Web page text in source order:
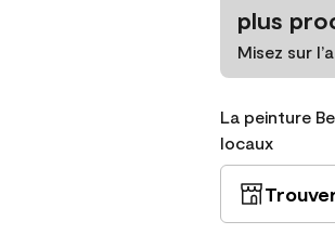
plus
Misez sur
La peinture
locaux